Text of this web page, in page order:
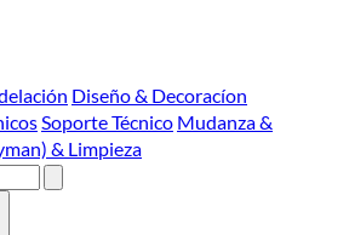
Diseño & Decoracíon
Soporte Técnico Mudanza &
& Limpieza